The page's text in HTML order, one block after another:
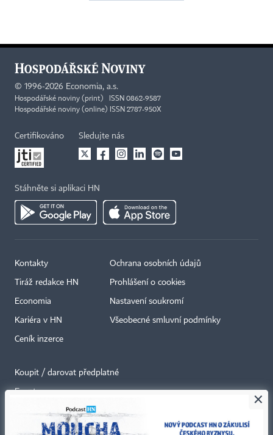
© 1996-2026 Economia, a.s.
Hospodářské noviny (print) ISSN 0862-9587
Hospodářské noviny (online) ISSN 2787-950X
Certifikováno Sledujte nás
Stáhněte si aplikaci HN
Kontakty
Tiráž redakce HN
Economia
Kariéra v HN
Ceník inzerce
Ochrana osobních údajů
Prohlášení o cookies
Nastavení soukromí
Všeobecné smluvní podmínky
Koupit / darovat předplatné
Eventy
Newslettery
RSS kanály
×